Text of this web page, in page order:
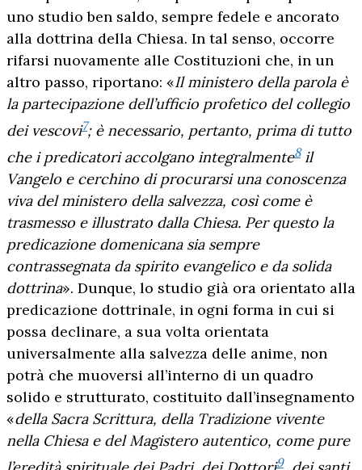
uno studio ben saldo, sempre fedele e ancorato
alla dottrina della Chiesa. In tal senso, occorre
rifarsi nuovamente alle Costituzioni che, in un
altro passo, riportano: «Il ministero della parola è
la partecipazione dell’ufficio profetico del collegio
dei vescovi7; è necessario, pertanto, prima di tutto
che i predicatori accolgano integralmente8il
Vangelo e cerchino di procurarsi una conoscenza
viva del ministero della salvezza, così come è
trasmesso e illustrato dalla Chiesa. Per questo la
predicazione domenicana sia sempre
contrassegnata da spirito evangelico e da solida
dottrina». Dunque, lo studio già ora orientato alla
predicazione dottrinale, in ogni forma in cui si
possa declinare, a sua volta orientata
universalmente alla salvezza delle anime, non
potrà che muoversi all’interno di un quadro
solido e strutturato, costituito dall’insegnamento
«della Sacra Scrittura, della Tradizione vivente
nella Chiesa e del Magistero autentico, come pure
9